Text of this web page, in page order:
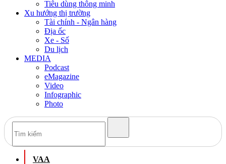
Tiêu dùng thông minh
Xu hướng thị trường
Tài chính - Ngân hàng
Địa ốc
Xe - Số
Du lịch
MEDIA
Podcast
eMagazine
Video
Infographic
Photo
VAA